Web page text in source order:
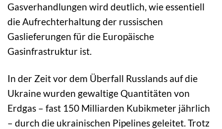
Gasverhandlungen wird deutlich, wie essentiell
die Aufrechterhaltung der russischen
Gaslieferungen für die Europäische
Gasinfrastruktur ist.
In der Zeit vor dem Überfall Russlands auf die
Ukraine wurden gewaltige Quantitäten von
Erdgas – fast 150 Milliarden Kubikmeter jährlich
– durch die ukrainischen Pipelines geleitet. Trotz